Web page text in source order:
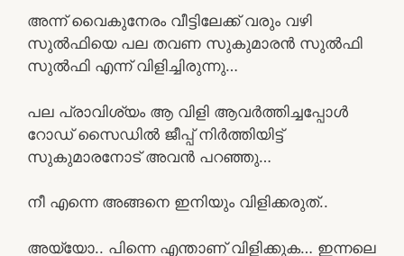
അന്ന് വൈകുനേരം വീട്ടിലേക്ക് വരും വഴി
സുൽഫിയെ പല തവണ സുകുമാരൻ സുൽഫി
സുൽഫി എന്ന് വിളിച്ചിരുന്നു…
പല പ്രാവിശ്യം ആ വിളി ആവർത്തിച്ചപ്പോൾ
റോഡ് സൈഡിൽ ജീപ്പ് നിർത്തിയിട്ട്
സുകുമാരനോട് അവൻ പറഞ്ഞു…
നീ എന്നെ അങ്ങനെ ഇനിയും വിളിക്കരുത്..
അയ്യോ.. പിന്നെ എന്താണ് വിളിക്കുക… ഇന്നലെ